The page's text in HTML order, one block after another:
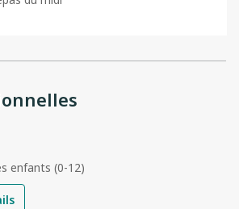
enfants (0-12)